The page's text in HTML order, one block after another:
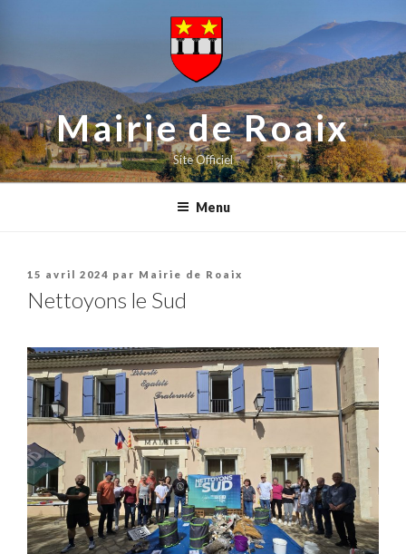
principal
Mairie de Roaix
Site Officiel
Menu
Publié
15 avril 2024 par Mairie de Roaix
Nettoyons le Sud